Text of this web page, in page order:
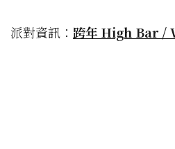
派對資訊： 跨年 High Bar /